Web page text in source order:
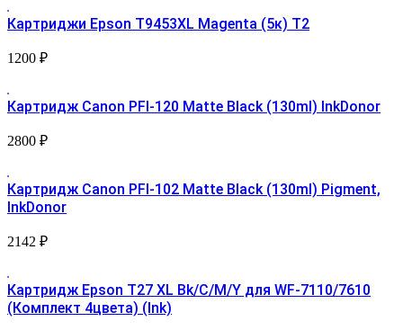
Картриджи Epson T9453XL Magenta (5к) Т2
1200 ₽
Картридж Canon PFI-120 Matte Black (130ml) InkDonor
2800 ₽
Картридж Canon PFI-102 Matte Black (130ml) Pigment,
InkDonor
2142 ₽
Картридж Epson T27 XL Bk/C/M/Y для WF-7110/7610
(Комплект 4цвета) (Ink)